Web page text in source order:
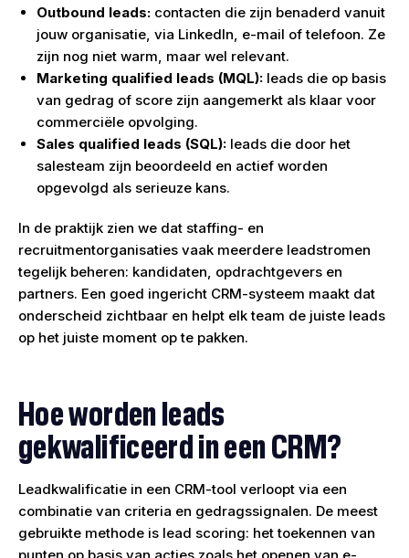
Outbound leads: contacten die zijn benaderd vanuit
jouw organisatie, via LinkedIn, e-mail of telefoon. Ze
zijn nog niet warm, maar wel relevant.
Marketing qualified leads (MQL): leads die op basis
van gedrag of score zijn aangemerkt als klaar voor
commerciële opvolging.
Sales qualified leads (SQL): leads die door het
salesteam zijn beoordeeld en actief worden
opgevolgd als serieuze kans.
In de praktijk zien we dat staffing- en
recruitmentorganisaties vaak meerdere leadstromen
tegelijk beheren: kandidaten, opdrachtgevers en
partners. Een goed ingericht CRM-systeem maakt dat
onderscheid zichtbaar en helpt elk team de juiste leads
op het juiste moment op te pakken.
Hoe worden leads
gekwalificeerd in een CRM?
Leadkwalificatie in een CRM-tool verloopt via een
combinatie van criteria en gedragssignalen. De meest
gebruikte methode is lead scoring: het toekennen van